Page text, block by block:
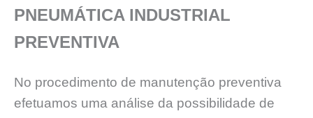
PNEUMÁTICA INDUSTRIAL
PREVENTIVA
No procedimento de manutenção preventiva
efetuamos uma análise da possibilidade de